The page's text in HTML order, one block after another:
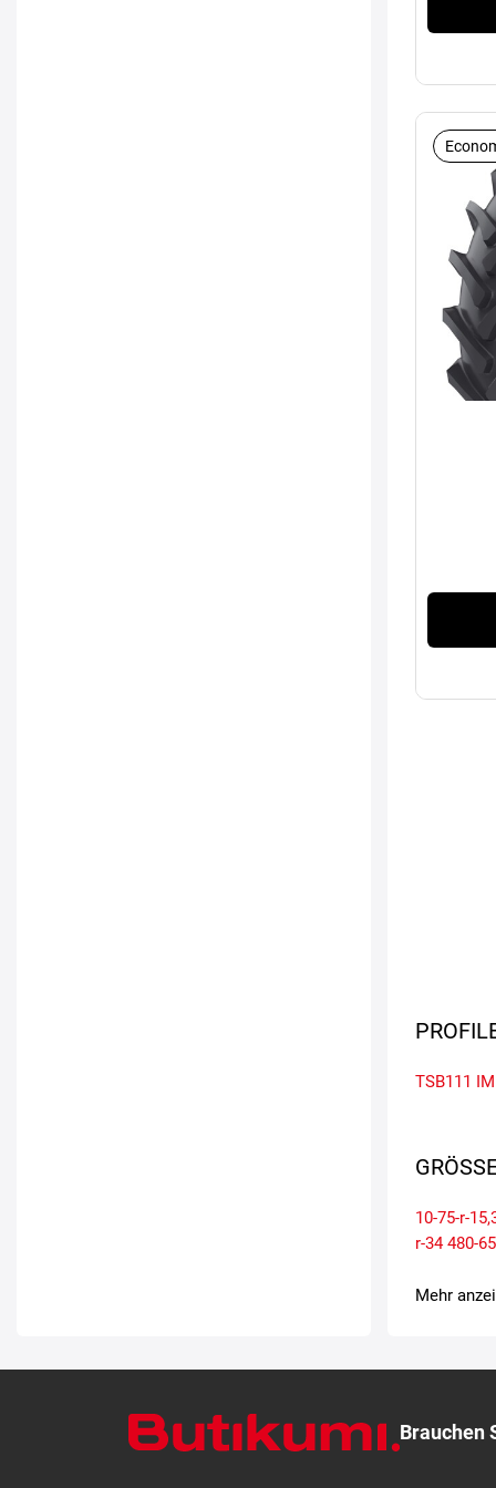
TSB111
10-75-r-
r-34 480-
Mehr
Brauchen